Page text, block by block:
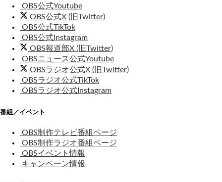
OBS公式Youtube
OBS公式X (旧Twitter)
OBS公式TikTok
OBS公式Instagram
OBS報道部X (旧Twitter)
OBSニュース公式Youtube
OBSラジオ公式X (旧Twitter)
OBSラジオ公式TikTok
OBSラジオ公式Instagram
番組／イベント
OBS制作テレビ番組ページ
OBS制作ラジオ番組ページ
OBSイベント情報
キャンペーン情報